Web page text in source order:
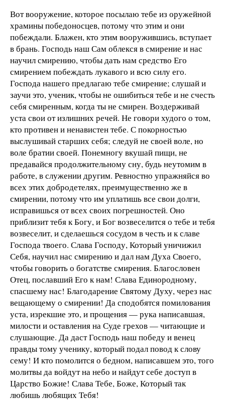
Вот вооружение, которое посылаю тебе из оружейной
храмины победоносцев, потому что этим и они
побеждали. Блажен, кто этим вооружившись, вступает
в брань. Господь наш Сам облекся в смирение и нас
научил смирению, чтобы дать нам средство Его
смирением побеждать лукавого и всю силу его.
Господа нашего предлагаю тебе смирение; слушай и
заучи это, ученик, чтобы не ошибиться тебе и не счесть
себя смиренным, когда ты не смирен. Воздерживай
уста свои от излишних речей. Не говори худого о том,
кто противен и ненавистен тебе. С покорностью
выслушивай старших себя; следуй не своей воле, но
воле братии своей. Понемногу вкушай пищи, не
предавайся продолжительному сну, будь неутомим в
работе, в служении другим. Ревностно упражняйся во
всех этих добродетелях, преимущественно же в
смирении, потому что им уплатишь все свои долги,
исправишься от всех своих погрешностей. Оно
приблизит тебя к Богу, и Бог возвеселится о тебе и тебя
возвеселит, и сделаешься сосудом в честь и к славе
Господа твоего. Слава Господу, Который уничижил
Себя, научил нас смирению и дал нам Духа Своего,
чтобы говорить о богатстве смирения. Благословен
Отец, пославший Его к нам! Слава Единородному,
спасшему нас! Благодарение Святому Духу, через нас
вещающему о смирении! Да сподобятся помилования
уста, изрекшие это, и прощения — рука написавшая,
милости и оставления на Суде грехов — читающие и
слушающие. Да даст Господь наш победу и венец
правды тому ученику, который подал повод к слову
сему! И кто помолится о бедном, написавшем это, того
молитвы да войдут на небо и найдут себе доступ в
Царство Божие! Слава Тебе, Боже, Который так
любишь любящих Тебя!